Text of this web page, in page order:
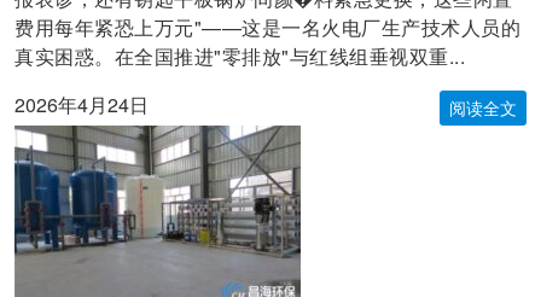
费用每年紧恐上万元"——这是一名火电厂生产技术人员的
真实困惑。在全国推进"零排放"与红线组垂视双重...
2026年4月24日
阅读全文